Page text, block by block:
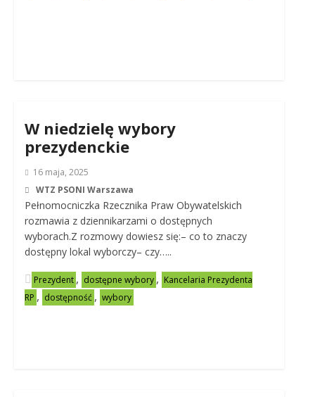
W niedzielę wybory
prezydenckie
16 maja, 2025
WTZ PSONI Warszawa
Pełnomocniczka Rzecznika Praw Obywatelskich
rozmawia z dziennikarzami o dostępnych
wyborach.Z rozmowy dowiesz się:– co to znaczy
dostępny lokal wyborczy– czy…..
Prezydent , dostępne wybory , Kancelaria Prezydenta
RP , dostępność , wybory